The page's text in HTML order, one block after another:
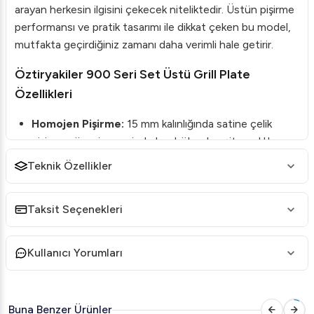
arayan herkesin ilgisini çekecek niteliktedir. Üstün pişirme
performansı ve pratik tasarımı ile dikkat çeken bu model,
mutfakta geçirdiğiniz zamanı daha verimli hale getirir.
Öztiryakiler 900 Seri Set Üstü Grill Plate
Özellikleri
Homojen Pişirme: 15 mm kalınlığında satine çelik
pişirme yüzeyi sayesinde her bölgede eşit sıcaklık
sağlar.
Hijyen ve Temizlik:Sert krom kaplı yüzey seçeneği
haznesi, atık yağın hızlı ve kolay bir şekilde tahliye
edilmesini sağlar.
Teknik Özellikler
Taksit Seçenekleri
Kullanıcı Yorumları
Buna Benzer Ürünler